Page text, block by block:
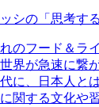
シの「思考する
のフード＆ラ
界が急速に繋
に、日本人と
関する文化や